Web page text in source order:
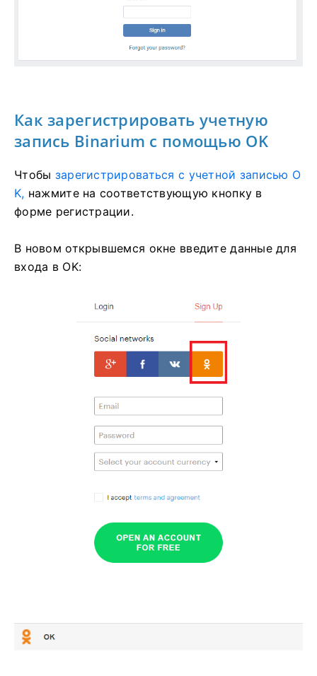
Как зарегистрировать учетную
запись Binarium с помощью OK
Чтобы зарегистрироваться с учетной записью O
K, нажмите на соответствующую кнопку в
форме регистрации.
В новом открывшемся окне введите данные для
входа в OK: